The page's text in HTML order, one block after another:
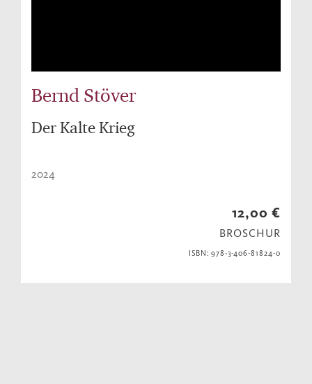
Bernd Stöver
Der Kalte Krieg
2024
12,00 €
BROSCHUR
ISBN: 978-3-406-81824-0